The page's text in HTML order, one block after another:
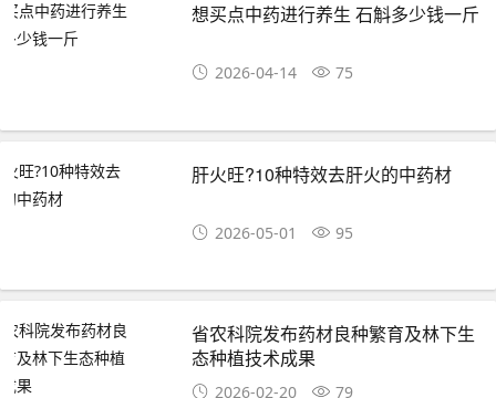
想买点中药进行养生 石斛多少钱一斤
2026-04-14 75
肝火旺?10种特效去肝火的中药材
2026-05-01 95
省农科院发布药材良种繁育及林下生
态种植技术成果
2026-02-20 79